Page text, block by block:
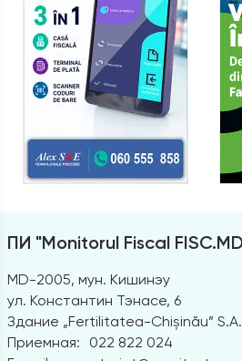
ПИ "Monitorul Fiscal
MD-2005, мун. Кишинэу
ул. Константин Тэнасе, 6
Здание „Fertilitatea-Chișinău”
Приемная:
022 822 024